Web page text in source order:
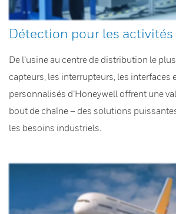
Détection pour les
De l’usine au centre de distribution le
capteurs, les interrupteurs, les interfaces
personnalisés d’Honeywell offrent une
bout de chaîne – des solutions
les besoins industriels.